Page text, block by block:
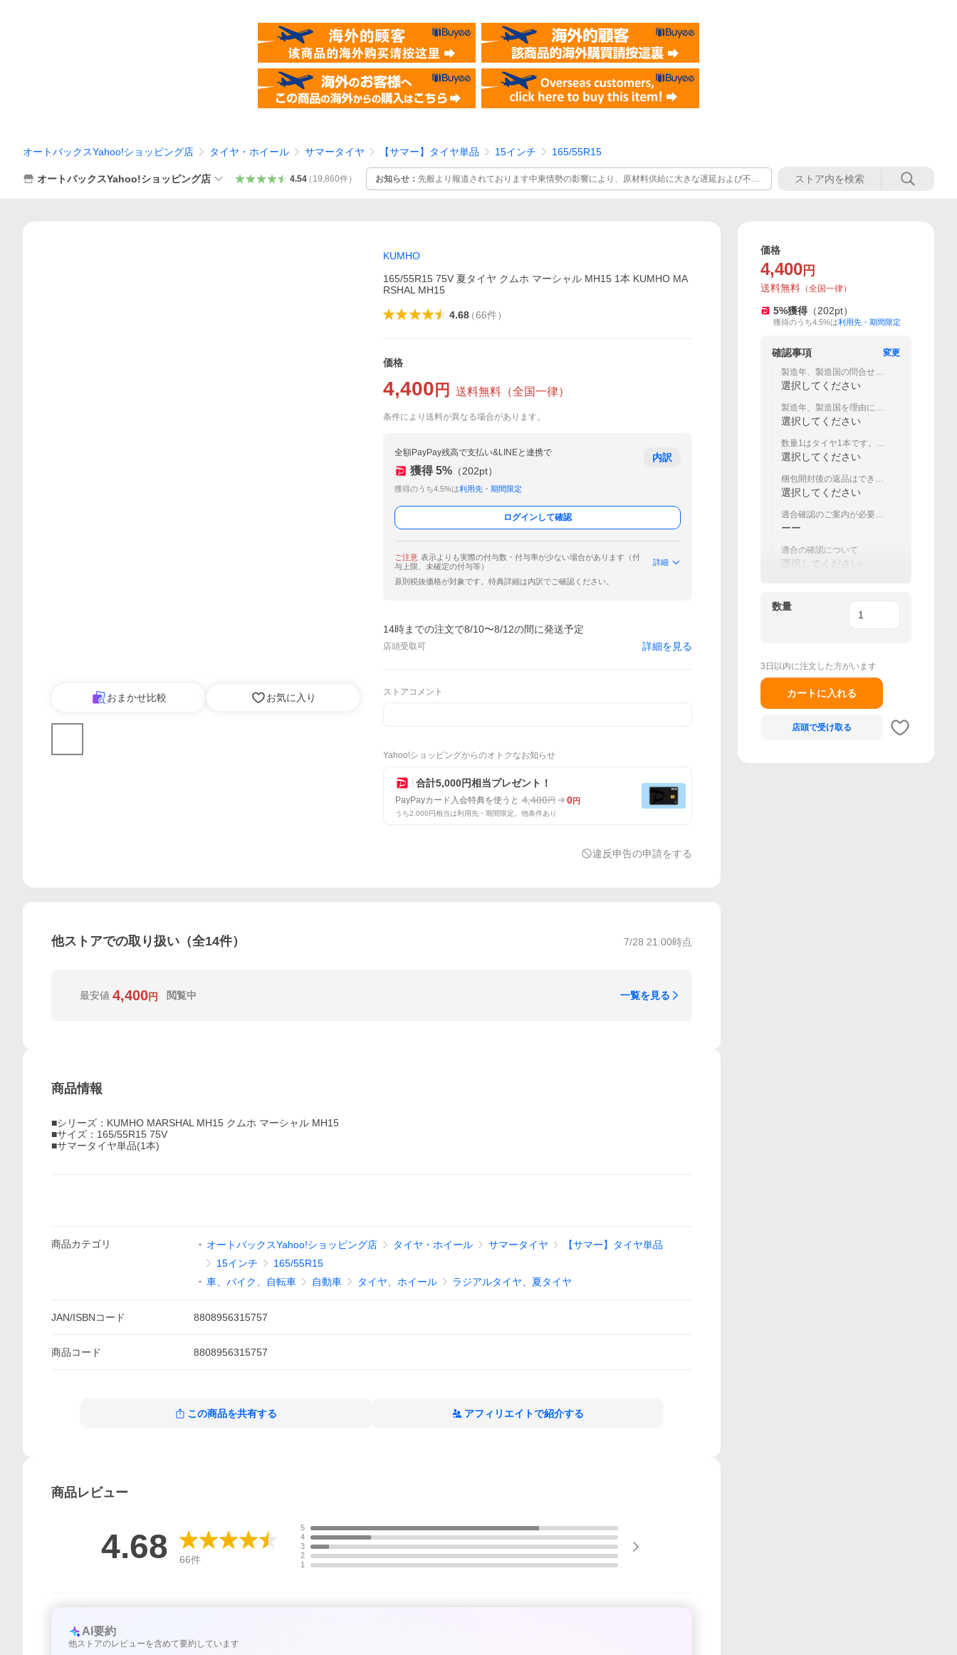
オートバックスYahoo!ショッピング店 タイヤ・ホイール サマータイヤ 【サマー】タイヤ単品 15インチ 165/55R15
オートバックスYahoo!ショッピング店 4.54（ 19,860件） お知らせ： 先般より報道されております中東情勢の影響により、原材料供給に大きな遅延および不安
定な状況が生じております。詳細はこちら
おまかせ比較 お気に入り
KUMHO
165/55R15 75V 夏タイヤ クムホ マーシャル MH15 1本 KUMHO MA
RSHAL MH15
4.68（66件）
価格
4,400 円 送料無料 （全国一律）
条件により送料が異なる場合があります。
全額PayPay残高で支払い&LINEと連携で
獲得 5% （202pt）
獲得のうち4.5%は利用先・期間限定
内訳
ログインして確認
ご注意 表示よりも実際の付与数・付与率が少ない場合があります（付
与上限、未確定の付与等）
詳細
原則税抜価格が対象です。特典詳細は内訳でご確認ください。
14時までの注文で8/10〜8/12の間に発送予定
店頭受取可 詳細を見る
ストアコメント
Yahoo!ショッピングからのオトクなお知らせ
合計5,000円相当プレゼント！
PayPayカード入会特典を使うと 4,400円 0円
うち2,000円相当は利用先・期間限定。他条件あり
違反申告の申請をする
他ストアでの取り扱い（全14件） 7/28 21:00時点
最安値 4,400円 閲覧中 一覧を見る
商品情報
■シリーズ：KUMHO MARSHAL MH15 クムホ マーシャル MH15
■サイズ：165/55R15 75V
■サマータイヤ単品(1本)
商品カテゴリ オートバックスYahoo!ショッピング店 タイヤ・ホイール サマータイヤ
【サマー】タイヤ単品
15インチ
165/55R15
車、バイク、自転車
自動車 タイヤ、ホイール ラジアルタイヤ、夏タイヤ
JAN/ISBNコード 8808956315757
商品コード 8808956315757
この商品を共有する アフィリエイトで紹介する
商品レビュー
4.68 66件
5
4
3
2
1
AI要約
他ストアのレビューを含めて要約しています
価格
4,400 円
送料無料 （全国一律）
5%獲得 （202pt）
獲得のうち4.5%は利用先・期間限定
確認事項
変更
製造年、製造国の問合せや
指定はできません(画像3参
照)
選択してください
製造年、製造国を理由に返
品交換はできません(画像3参
照)
選択してください
数量1はタイヤ1本です。購
入本数を数量に入力してく
ださい
選択してください
梱包開封後の返品はできま
せん
選択してください
適合確認のご案内が必要な
ーー
適合の確認について
選択してください
数量
3日以内に注文した方がいます
カートに入れる
店頭で受け取る